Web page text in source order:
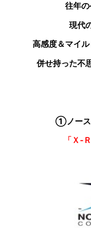
往年
現代
高感度＆マイ
併せ持った不
①ノース
「Ｘ‐